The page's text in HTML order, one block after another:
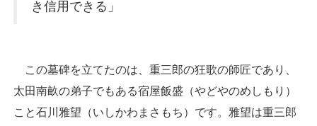
き信用できる」
この墓碑を立てたのは、重三郎の狂歌の師匠であり、
太田南畝の弟子でもある宿屋飯盛（やどやのめしもり）
こと石川雅望（いしかわまさもち）です。雅望は重三郎